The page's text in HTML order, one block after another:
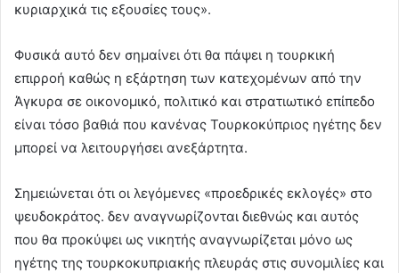
κυριαρχικά τις εξουσίες τους».
Φυσικά αυτό δεν σημαίνει ότι θα πάψει η τουρκική
επιρροή καθώς η εξάρτηση των κατεχομένων από την
Άγκυρα σε οικονομικό, πολιτικό και στρατιωτικό επίπεδο
είναι τόσο βαθιά που κανένας Τουρκοκύπριος ηγέτης δεν
μπορεί να λειτουργήσει ανεξάρτητα.
Σημειώνεται ότι οι λεγόμενες «προεδρικές εκλογές» στο
ψευδοκράτος. δεν αναγνωρίζονται διεθνώς και αυτός
που θα προκύψει ως νικητής αναγνωρίζεται μόνο ως
ηγέτης της τουρκοκυπριακής πλευράς στις συνομιλίες και